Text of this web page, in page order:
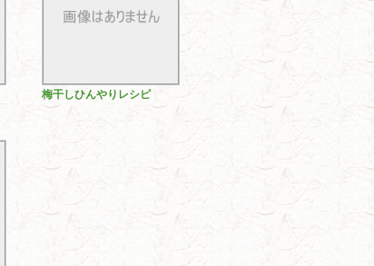
梅干しひんやりレシピ